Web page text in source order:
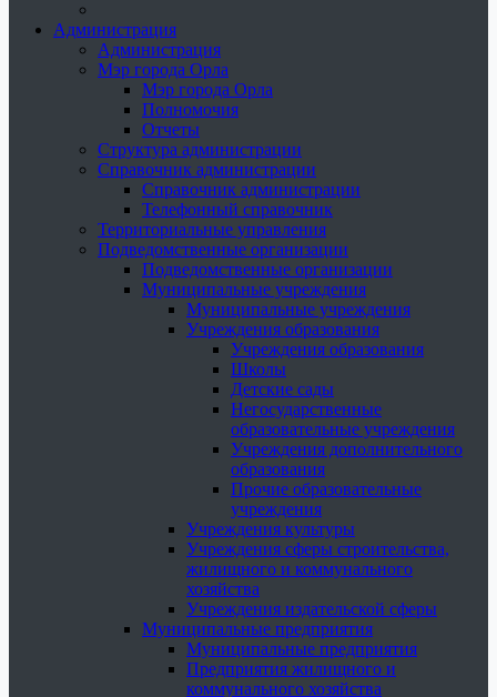
Администрация
Администрация
Мэр города Орла
Мэр города Орла
Полномочия
Отчеты
Структура администрации
Справочник администрации
Справочник администрации
Телефонный справочник
Территориальные управления
Подведомственные организации
Подведомственные организации
Муниципальные учреждения
Муниципальные учреждения
Учреждения образования
Учреждения образования
Школы
Детские сады
Негосударственные
образовательные учреждения
Учреждения дополнительного
образования
Прочие образовательные
учреждения
Учреждения культуры
Учреждения сферы строительства,
жилищного и коммунального
хозяйства
Учреждения издательской сферы
Муниципальные предприятия
Муниципальные предприятия
Предприятия жилищного и
коммунального хозяйства